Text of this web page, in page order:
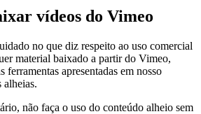
vídeos do Vimeo
no que diz respeito ao uso comercial
material baixado a partir do Vimeo,
ferramentas apresentadas em nosso
alheias.
não faça o uso do conteúdo alheio sem